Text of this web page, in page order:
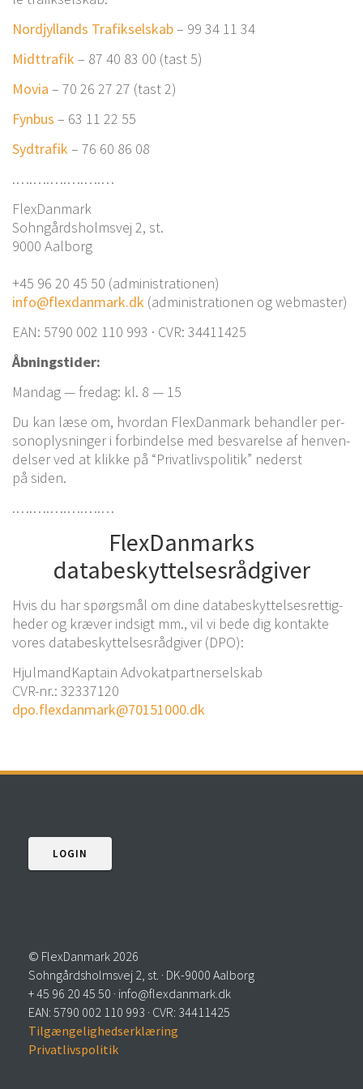
Nord­jyl­lands Tra­fik­sel­skab– 99 34 11 34
Midt­tra­fik – 87 40 83 00 (tast 5)
Movia – 70 26 27 27 (tast 2)
Fyn­bus – 63 11 22 55
Syd­tra­fik – 76 60 86 08
.….….….….….…
Fle­x­Dan­mark
Sohn­gårds­holms­vej 2, st.
9000 Aal­borg
+45 96 20 45 50 (admi­ni­stra­tio­nen)
info@flexdanmark.dk (admi­ni­stra­tio­nen og webmaster)
EAN: 5790 002 110 993 · CVR: 34411425
Åbning­sti­der:
Man­dag — fre­dag: kl. 8 — 15
Du kan læse om, hvor­dan Fle­x­Dan­mark behand­ler per­
so­nop­lys­nin­ger i for­bin­del­se med besva­rel­se af hen­ven­
del­ser ved at klik­ke på “Pri­vat­livspo­li­tik” nederst
på siden.
.….….….….….…
Fle­x­Dan­marks
databeskyttelsesrådgiver
Hvis du har spørgs­mål om dine data­be­skyt­tel­ses­ret­tig­
he­der og kræ­ver ind­sigt mm., vil vi bede dig kon­tak­te
vores data­be­skyt­tel­ses­rå­d­gi­ver (DPO):
Hjul­mand­Kap­tain Advo­kat­part­ner­sel­skab
CVR-nr.: 32337120
dpo.flexdanmark@70151000.dk
LOGIN
© Fle­x­Dan­mark 2026
Sohn­gårds­holms­vej 2, st. · DK-9000 Aalborg
+ 45 96 20 45 50 · info@flexdanmark.dk
EAN: 5790 002 110 993 · CVR: 34411425
Til­gæn­ge­lig­hed­ser­klæ­ring
Pri­vat­livspo­li­tik